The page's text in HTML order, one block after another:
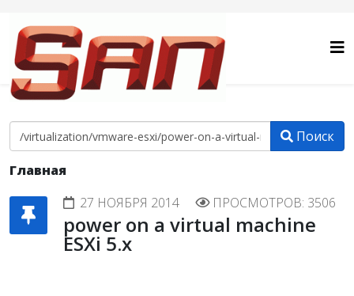
Поиск
Главная
27 НОЯБРЯ 2014
ПРОСМОТРОВ: 3506
power on a virtual machine
ESXi 5.x